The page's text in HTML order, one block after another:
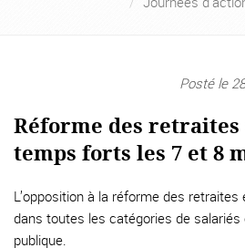
Posté le
Réforme des
temps forts les 7 et 8
L’opposition à la réforme des
dans toutes les catégories de salariés
publique.